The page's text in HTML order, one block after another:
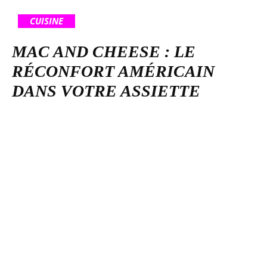
CUISINE
MAC AND CHEESE : LE
RÉCONFORT AMÉRICAIN
DANS VOTRE ASSIETTE